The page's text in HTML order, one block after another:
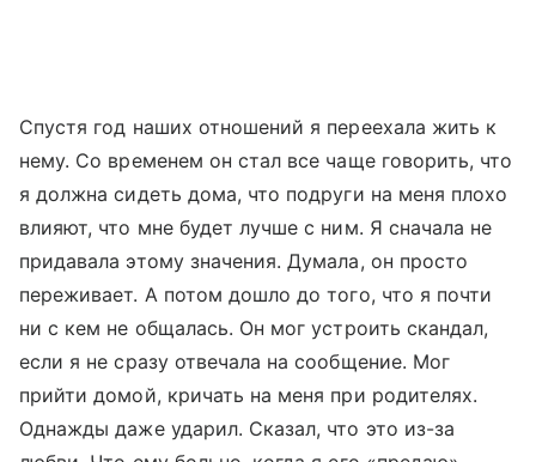
Спустя год наших отношений я переехала жить к
нему. Со временем он стал все чаще говорить, что
я должна сидеть дома, что подруги на меня плохо
влияют, что мне будет лучше с ним. Я сначала не
придавала этому значения. Думала, он просто
переживает. А потом дошло до того, что я почти
ни с кем не общалась. Он мог устроить скандал,
если я не сразу отвечала на сообщение. Мог
прийти домой, кричать на меня при родителях.
Однажды даже ударил. Сказал, что это из-за